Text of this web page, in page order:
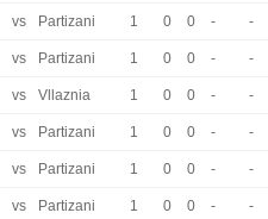
vs Partizani 1 0 0 - -
vs Partizani 1 0 0 - -
vs Vllaznia 1 0 0 - -
vs Partizani 1 0 0 - -
vs Partizani 1 0 0 - -
vs Partizani 1 0 0 - -